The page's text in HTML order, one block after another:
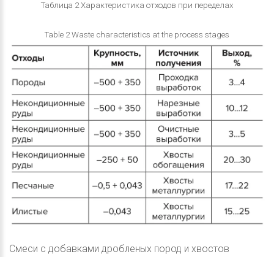
Таблица 2 Характеристика отходов при переделах
Table 2 Waste characteristics at the process stages
Смеси с добавками дробленых пород и хвостов